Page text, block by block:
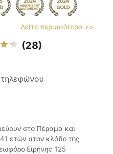
Δείτε περισσότερα >>
(28)
τηλεφώνου
στο Πέραμα και
ετών στον κλάδο της
Ειρήνης 125